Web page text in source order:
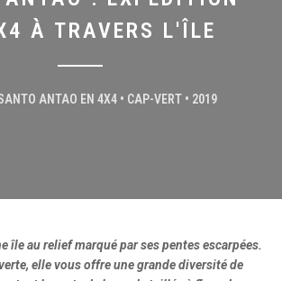
À TRAVERS L'ÎLE
ANTAO EN 4X4 • CAP-VERT • 2019
île au relief marqué par ses pentes escarpées.
elle vous offre une grande diversité de